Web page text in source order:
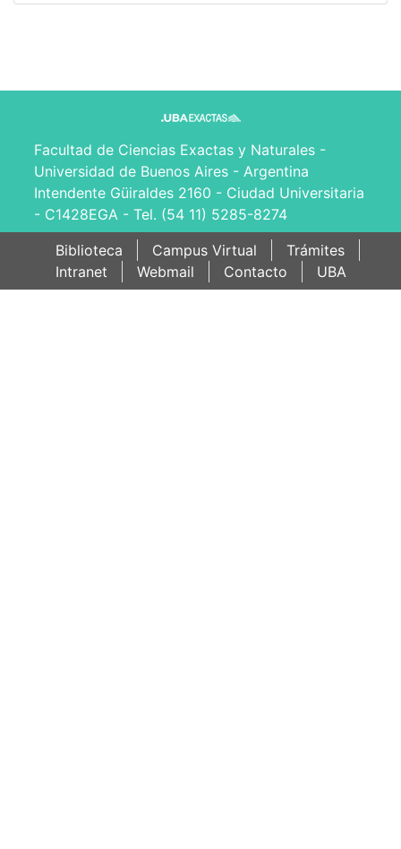
Facultad de Ciencias Exactas y Naturales -
Universidad de Buenos Aires - Argentina
Intendente Güiraldes 2160 - Ciudad Universitaria
- C1428EGA - Tel. (54 11) 5285-8274
Biblioteca
Campus Virtual
Trámites
Intranet
Webmail Contacto UBA